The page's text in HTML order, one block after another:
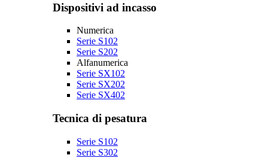
Dispositivi ad incasso
Numerica
Serie S102
Serie S202
Alfanumerica
Serie SX102
Serie SX202
Serie SX402
Tecnica di pesatura
Serie S102
Serie S302